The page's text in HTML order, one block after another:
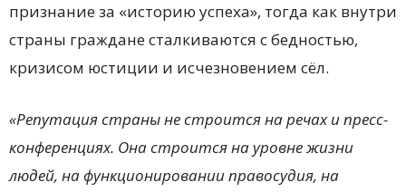
признание за «историю успеха», тогда как внутри
страны граждане сталкиваются с бедностью,
кризисом юстиции и исчезновением сёл.
«Репутация страны не строится на речах и пресс-
конференциях. Она строится на уровне жизни
людей, на функционировании правосудия, на